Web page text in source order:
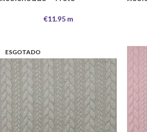
€11.95 m
ESGOTADO